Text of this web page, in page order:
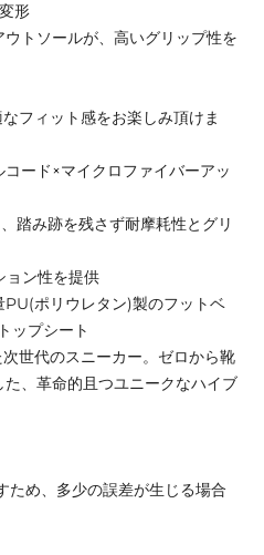
形
トソールが、高いグリップ性を
フィット感をお楽しみ頂けま
ード×マイクロファイバーアッ
踏み跡を残さず耐摩耗性とグリ
ョン性を提供
ポリウレタン)製のフットベ
ップシート
世代のスニーカー。ゼロから靴
、革命的且つユニークなハイブ
め、多少の誤差が生じる場合